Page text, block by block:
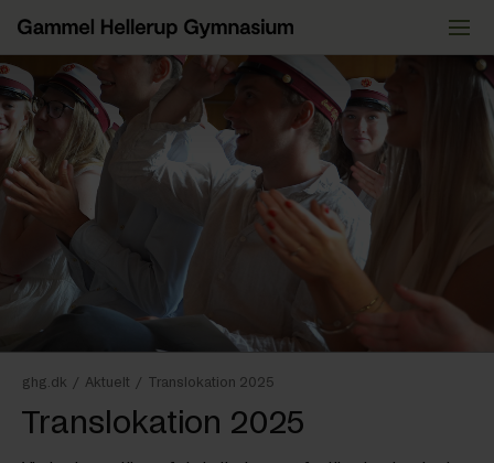
indhold
ghg.dk / Aktuelt / Translokation 2025
Translokation 2025